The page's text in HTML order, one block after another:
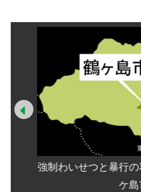
強制わいせつと暴行
ケ島
Prev